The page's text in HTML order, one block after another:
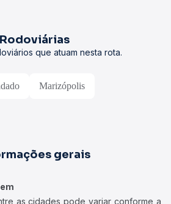
Rodoviárias
que atuam nesta rota.
Marizópolis
gerais
as cidades pode variar conforme a